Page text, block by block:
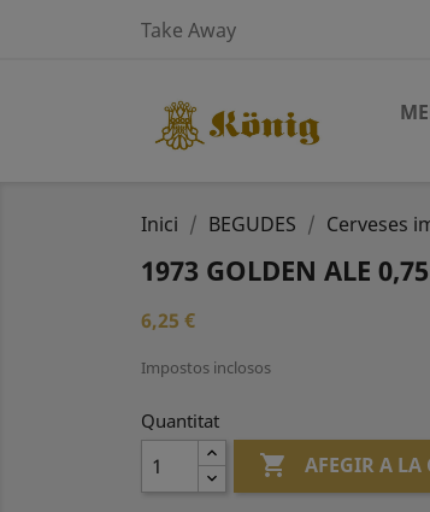
Take Away
Inici BEGUDES Cerveses
1973 GOLDEN ALE
6,25 €
Impostos inclosos
Quantitat
 AFEGIR A